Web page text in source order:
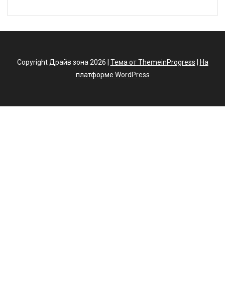
Copyright Драйв зона 2026 | Тема от ThemeinProgress
На
платформе WordPress